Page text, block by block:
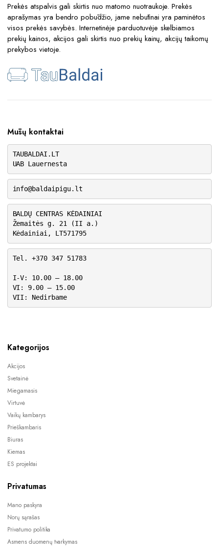
Prekės atspalvis gali skirtis nuo matomo nuotraukoje. Prekės
aprašymas yra bendro pobūdžio, jame nebūtinai yra paminėtos
visos prekės savybės. Internetinėje parduotuvėje skelbiamos
prekių kainos, akcijos gali skirtis nuo prekių kainų, akcijų taikomų
prekybos vietoje.
Mūsų kontaktai
TAUBALDAI.LT
UAB Lauernesta
info@baldaipigu.lt
BALDŲ CENTRAS KĖDAINIAI
Žemaitės g. 21 (II a.)
Kėdainiai, LT571795
Tel. +370 347 51783
I-V: 10.00 – 18.00
VI: 9.00 – 15.00
VII: Nedirbame
Kategorijos
Akcijos
Svetainė
Miegamasis
Virtuvė
Vaikų kambarys
Prieškambaris
Biuras
Kiemas
ES projektai
Privatumas
Mano paskyra
Norų sąrašas
Privatumo politika
Asmens duomenų tvarkymas